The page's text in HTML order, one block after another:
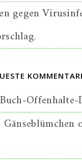
gegen
Offenhalte-
Gänseblümchen